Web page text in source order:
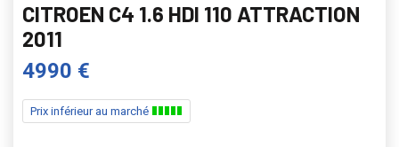
CITROEN C4 1.6 HDI 110 ATTRACTION
2011
4990 €
Prix inférieur au marché